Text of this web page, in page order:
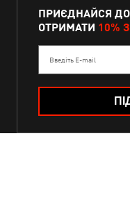
ПРИЄДНАЙСЯ
ОТРИМАТИ 10%
Введіть E-mail